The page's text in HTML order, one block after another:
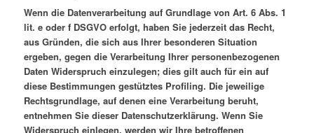
Wenn die Datenverarbeitung auf Grundlage von Art. 6 Abs. 1
lit. e oder f DSGVO erfolgt, haben Sie jederzeit das Recht,
aus Gründen, die sich aus Ihrer besonderen Situation
ergeben, gegen die Verarbeitung Ihrer personenbezogenen
Daten Widerspruch einzulegen; dies gilt auch für ein auf
diese Bestimmungen gestütztes Profiling. Die jeweilige
Rechtsgrundlage, auf denen eine Verarbeitung beruht,
entnehmen Sie dieser Datenschutzerklärung. Wenn Sie
Widerspruch einlegen, werden wir Ihre betroffenen